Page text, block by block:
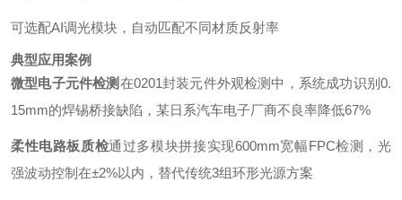
可选配AI调光模块，自动匹配不同材质反射率
典型应用案例
微型电子元件检测 在0201封装元件外观检测中，系统成功识别0.
15mm的焊锡桥接缺陷，某日系汽车电子厂商不良率降低67%
柔性电路板质检通过多模块拼接实现600mm宽幅FPC检测，光
强波动控制在±2%以内，替代传统3组环形光源方案